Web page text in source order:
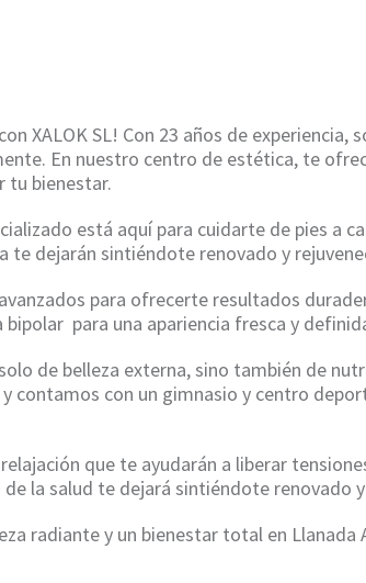
XALOK SL! Con 23 años de
En nuestro centro de estética, te
tu bienestar.
está aquí para cuidarte de pies a
te dejarán sintiéndote renovado y
para ofrecerte resultados
para una apariencia fresca y
de belleza externa, sino también de
contamos con un gimnasio y centro
que te ayudarán a liberar
la salud te dejará sintiéndote renovado
radiante y un bienestar total en Llanada